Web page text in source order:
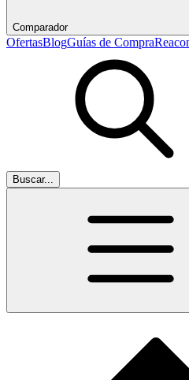
Comparador
OfertasBlogGuías de Compra
Buscar...